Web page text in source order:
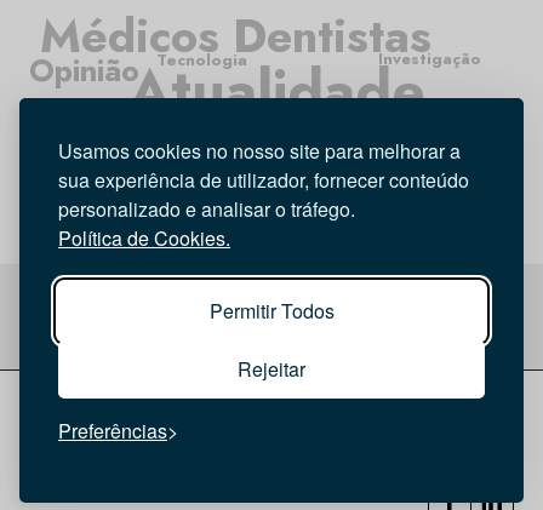
Usamos cookies no nosso site para melhorar a
sua experiência de utilizador, fornecer conteúdo
personalizado e analisar o tráfego.
Política de Cookies.
Permitir Todos
Rejeitar
Preferências
Atualidade
Médicos Dentistas
Higiene Oral
Entrevista
Opinião Tecnologia Investigação
Política de privacidade